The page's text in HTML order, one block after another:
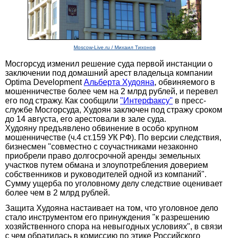
Moscow-Live.ru / Михаил Тихонов
Мосгорсуд изменил решение суда первой инстанции о
заключении под домашний арест владельца компании
Optima DevelopmentАльберта Худояна, обвиняемого в
мошенничестве более чем на 2 млрд рублей, и перевел
его под стражу. Как сообщили "Интерфаксу" в пресс-
службе Мосгорсуда, Худоян заключен под стражу сроком
до 14 августа, его арестовали в зале суда.
Худояну предъявлено обвинение в особо крупном
мошенничестве (ч.4 ст.159 УК РФ). По версии следствия,
бизнесмен "совместно с соучастниками незаконно
приобрели право долгосрочной аренды земельных
участков путем обмана и злоупотребления доверием
собственников и руководителей одной из компаний".
Сумму ущерба по уголовному делу следствие оценивает
более чем в 2 млрд рублей.
Защита Худояна настаивает на том, что уголовное дело
стало инструментом его принуждения "к разрешению
хозяйственного спора на невыгодных условиях", в связи
с чем обратилась в комиссию по этике Российского